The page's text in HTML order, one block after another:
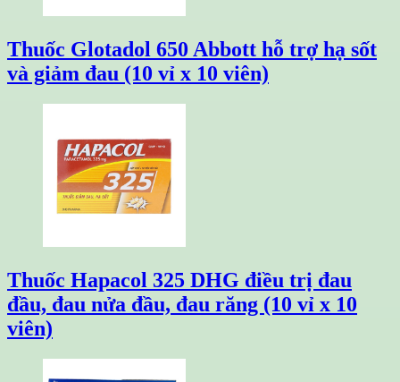
Thuốc Glotadol 650 Abbott hỗ trợ hạ sốt
và giảm đau (10 vỉ x 10 viên)
Thuốc Hapacol 325 DHG điều trị đau
đầu, đau nửa đầu, đau răng (10 vỉ x 10
viên)